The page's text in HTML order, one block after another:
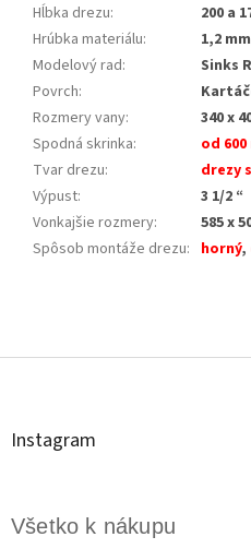
Hĺbka drezu:
200 a
Hrúbka materiálu:
1,2 mm
Modelový rad:
Sinks
Povrch:
Rozmery vany:
340 x
Spodná skrinka:
od
Tvar drezu:
drezy
Výpust:
3 1/2 “
Vonkajšie rozmery:
585 x
Spôsob montáže drezu: horný,
á
Instagram
Všetko k nákupu